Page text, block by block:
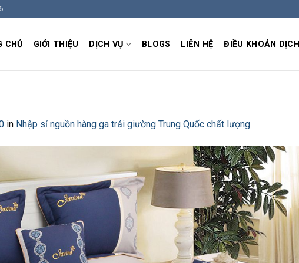
CHỦ GIỚI THIỆU DỊCH VỤ BLOGS LIÊN HỆ ĐIỀU KHOẢN
in Nhập sỉ nguồn hàng ga trải giường Trung Quốc chất lượng